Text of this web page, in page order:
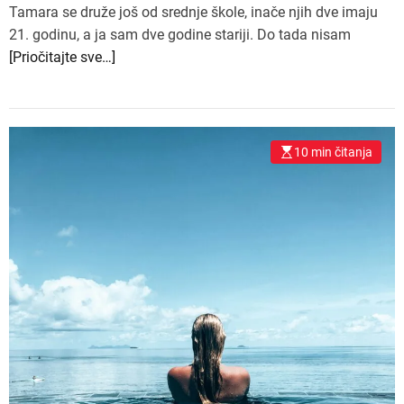
Tamara se druže još od srednje škole, inače njih dve imaju
21. godinu, a ja sam dve godine stariji. Do tada nisam
[Priočitajte sve…]
10 min čitanja